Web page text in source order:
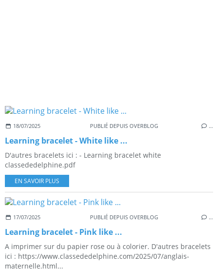
18/07/2025 PUBLIÉ DEPUIS OVERBLOG …
Learning bracelet - White like ...
D'autres bracelets ici : - Learning bracelet white
classededelphine.pdf
EN SAVOIR PLUS
17/07/2025 PUBLIÉ DEPUIS OVERBLOG …
Learning bracelet - Pink like ...
A imprimer sur du papier rose ou à colorier. D'autres bracelets
ici : https://www.classededelphine.com/2025/07/anglais-
maternelle.html...